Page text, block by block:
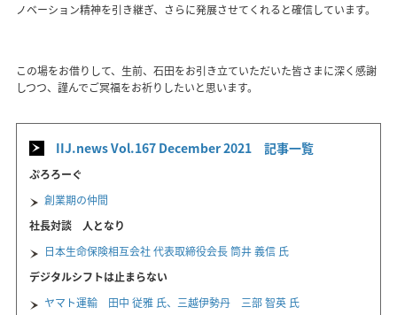
ノベーション精神を引き継ぎ、さらに発展させてくれると確信しています。
この場をお借りして、生前、石田をお引き立ていただいた皆さまに深く感謝
しつつ、謹んでご冥福をお祈りしたいと思います。
IIJ.news Vol.167 December 2021 記事一覧
ぷろろーぐ
創業期の仲間
社長対談 人となり
日本生命保険相互会社 代表取締役会長 筒井 義信 氏
デジタルシフトは止まらない
ヤマト運輸 田中 従雅 氏、三越伊勢丹 三部 智英 氏